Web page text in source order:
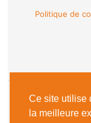
Politique de
Ce site utilise
la meilleure